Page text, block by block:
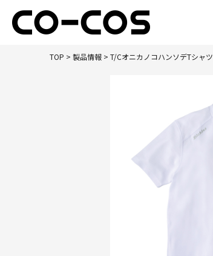
TOP > 製品情報 > T/CオニカノコハンソデTシャツ